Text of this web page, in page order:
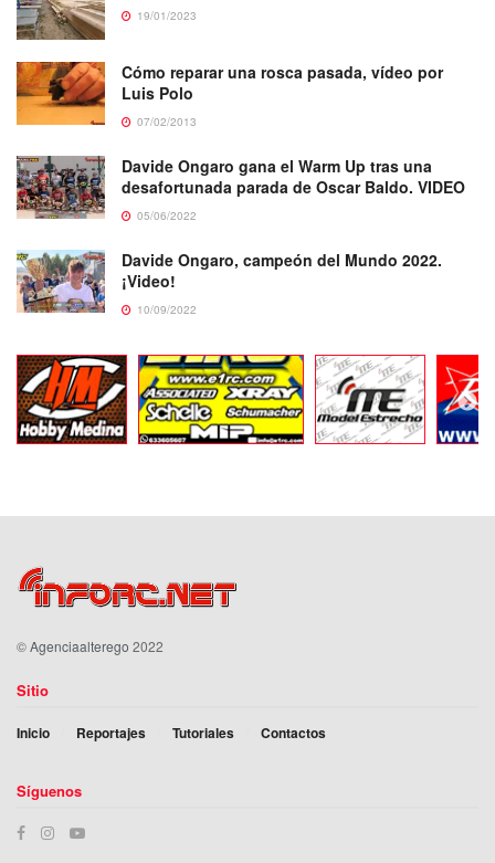
19/01/2023
Cómo reparar una rosca pasada, vídeo por
Luis Polo
07/02/2013
Davide Ongaro gana el Warm Up tras una
desafortunada parada de Oscar Baldo. VIDEO
05/06/2022
Davide Ongaro, campeón del Mundo 2022.
¡Video!
10/09/2022
©Agenciaalterego 2022
Sitio
Inicio Reportajes Tutoriales Contactos
Síguenos